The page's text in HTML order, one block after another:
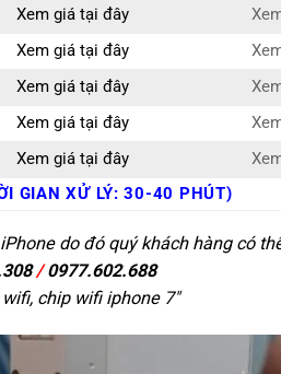
Xem giá tại đây
Xem giá tại đây
Xem giá tại đây
Xem giá tại đây
Xem giá tại đây
GIAN XỬ LÝ: 30-40 PHÚT)
do đó quý khách hàng có
/0977.602.688
chip wifi iphone 7"